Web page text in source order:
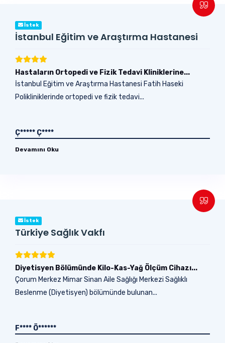
İstek
İstanbul Eğitim ve Araştırma Hastanesi
Hastaların Ortopedi ve Fizik Tedavi Kliniklerine...
İstanbul Eğitim ve Araştırma Hastanesi Fatih Haseki
Polikliniklerinde ortopedi ve fizik tedavi...
Ç***** Ç****
Devamını Oku
İstek
Türkiye Sağlık Vakfı
Diyetisyen Bölümünde Kilo-Kas-Yağ Ölçüm Cihazı...
Çorum Merkez Mimar Sinan Aile Sağlığı Merkezi Sağlıklı
Beslenme (Diyetisyen) bölümünde bulunan...
F**** Ö******